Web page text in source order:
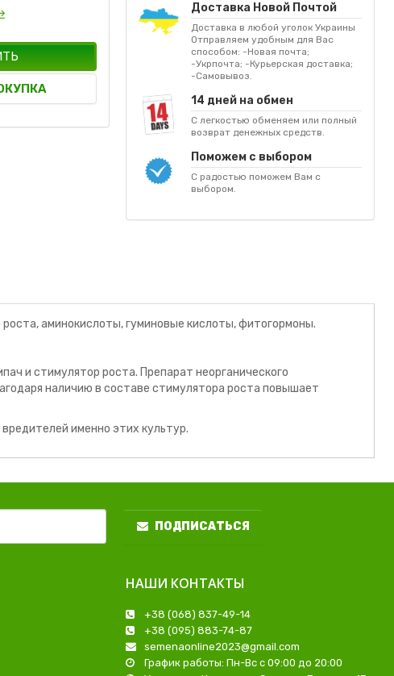
Доставка Новой Почтой
Доставка в любой уголок Украины
Отправляем удобным для Вас
способом: -Новая почта;
-Укрпочта; -Курьерская доставка;
-Самовывоз.
14 дней на обмен
С легкостью обменяем или полный
возврат денежных средств.
Поможем с выбором
С радостью поможем Вам с
выбором.
аминокислоты, гуминовые кислоты, фитогормоны.
и стимулятор роста. Препарат неорганического
наличию в составе стимулятора роста повышает
именно этих культур.
ПОДПИСАТЬСЯ
НАШИ КОНТАКТЫ
+38 (068) 837-49-14
+38 (095) 883-74-87
semenaonline2023@gmail.com
График работы: Пн-Вс с 09:00 до 20:00